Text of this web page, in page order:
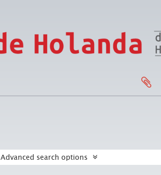
Advanced search options